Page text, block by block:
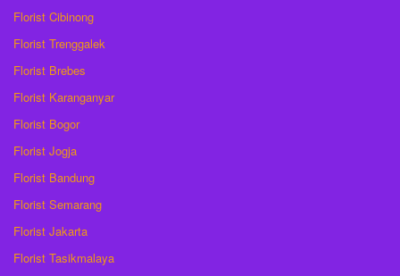
Florist Cibinong
Florist Trenggalek
Florist Brebes
Florist Karanganyar
Florist Bogor
Florist Jogja
Florist Bandung
Florist Semarang
Florist Jakarta
Florist Tasikmalaya